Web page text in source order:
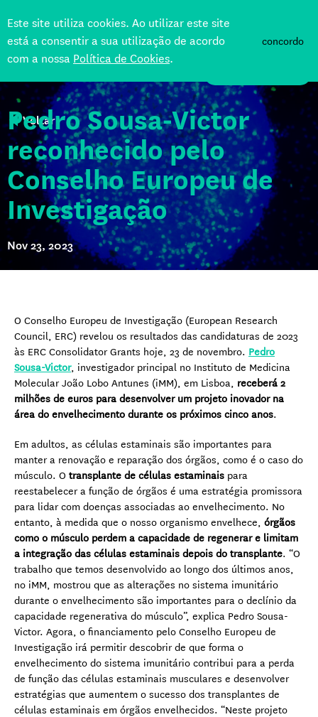
Este site utiliza cookies. Ao utilizar este site
está a consentir a sua utilização de acordo
com a nossa Política de Cookies.
concordo
Voltar
Pedro Sousa-Victor
reconhecido pelo
Conselho Europeu de
Investigação
Nov 23, 2023
O Conselho Europeu de Investigação (European Research
Council, ERC) revelou os resultados das candidaturas de 2023
às ERC Consolidator Grants hoje, 23 de novembro. Pedro
Sousa-Victor, investigador principal no Instituto de Medicina
Molecular João Lobo Antunes (iMM), em Lisboa, receberá 2
milhões de euros para desenvolver um projeto inovador na
área do envelhecimento durante os próximos cinco anos.
Em adultos, as células estaminais são importantes para
manter a renovação e reparação dos órgãos, como é o caso do
músculo. O transplante de células estaminais para
reestabelecer a função de órgãos é uma estratégia promissora
para lidar com doenças associadas ao envelhecimento. No
entanto, à medida que o nosso organismo envelhece, órgãos
como o músculo perdem a capacidade de regenerar e limitam
a integração das células estaminais depois do transplante. “O
trabalho que temos desenvolvido ao longo dos últimos anos,
no iMM, mostrou que as alterações no sistema imunitário
durante o envelhecimento são importantes para o declínio da
capacidade regenerativa do músculo”, explica Pedro Sousa-
Victor. Agora, o financiamento pelo Conselho Europeu de
Investigação irá permitir descobrir de que forma o
envelhecimento do sistema imunitário contribui para a perda
de função das células estaminais musculares e desenvolver
estratégias que aumentem o sucesso dos transplantes de
células estaminais em órgãos envelhecidos. “Neste projeto